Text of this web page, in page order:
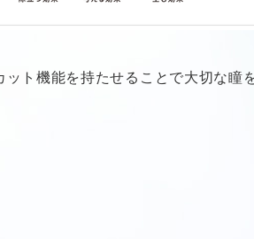
ト機能を持たせることで大切な瞳